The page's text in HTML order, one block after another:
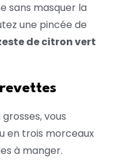
sans masquer la
une pincée de
de citron vert
vous
en trois morceaux
à manger.